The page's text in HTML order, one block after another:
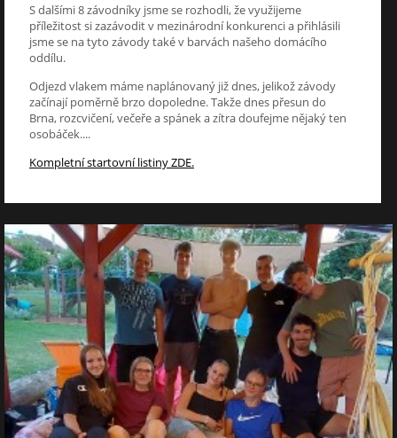
S dalšími 8 závodníky jsme se rozhodli, že využijeme
příležitost si zazávodit v mezinárodní konkurenci a přihlásili
jsme se na tyto závody také v barvách našeho domácího
oddílu.
Odjezd vlakem máme naplánovaný již dnes, jelikož závody
začínají poměrně brzo dopoledne. Takže dnes přesun do
Brna, rozcvičení, večeře a spánek a zítra doufejme nějaký ten
osobáček....
Kompletní startovní listiny ZDE.